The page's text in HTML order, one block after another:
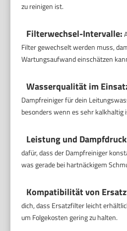
zu reinigen ist.
Filterwechsel-Intervalle:
Filter gewechselt werden muss,
Wartungsaufwand einschätzen
Wasserqualität im
Dampfreiniger für dein
besonders wenn es sehr kalkhaltig
Leistung und
dafür, dass der Dampfreiniger
was gerade bei hartnäckigem
Kompatibilität von
dich, dass Ersatzfilter leicht
um Folgekosten gering zu halten.